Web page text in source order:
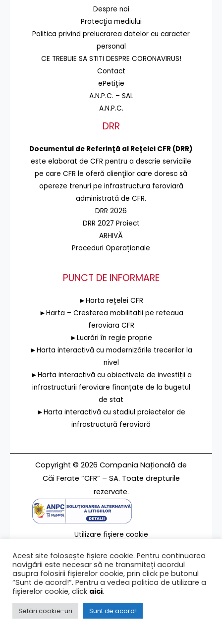
Despre noi
Protecţia mediului
Politica privind prelucrarea datelor cu caracter
personal
CE TREBUIE SA STITI DESPRE CORONAVIRUS!
Contact
ePetiție
A.N.P.C. – SAL
A.N.P.C.
DRR
Documentul de Referinţă al Reţelei CFR (DRR)
este elaborat de CFR pentru a descrie serviciile
pe care CFR le oferă clienţilor care doresc să
opereze trenuri pe infrastructura feroviară
administrată de CFR.
DRR 2026
DRR 2027 Proiect
ARHIVĂ
Proceduri Operaționale
PUNCT DE INFORMARE
►Harta rețelei CFR
►Harta – Cresterea mobilitatii pe reteaua
feroviara CFR
►Lucrări în regie proprie
►Harta interactivă cu modernizările trecerilor la
nivel
►Harta interactivă cu obiectivele de investiții a
infrastructurii feroviare finanțate de la bugetul
de stat
►Harta interactivă cu stadiul proiectelor de
infrastructură feroviară
Copyright © 2026 Compania Națională de
Căi Ferate ”CFR” – SA. Toate drepturile
rezervate.
Utilizare fișiere cookie
Contact
Ultima modificare a paginii 30/06/2023
Acest site folosește fișiere cookie. Pentru continuarea
navigării este necesar să ne transmiteți acordul
asupra folosirii fișierelor cookie, prin click pe butonul
“Sunt de acord!”. Pentru a vedea politica de utilizare a
fișierelor cookie, click aici.
Setări cookie-uri Sunt de acord!